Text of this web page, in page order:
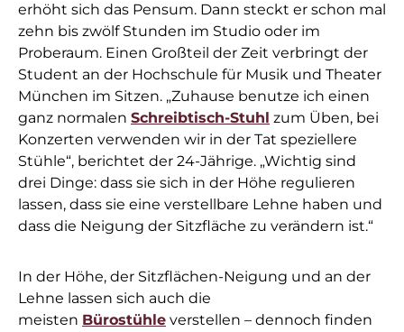
erhöht sich das Pensum. Dann steckt er schon mal
zehn bis zwölf Stunden im Studio oder im
Proberaum. Einen Großteil der Zeit verbringt der
Student an der Hochschule für Musik und Theater
München im Sitzen. „Zuhause benutze ich einen
ganz normalen Schreibtisch-Stuhl zum Üben, bei
Konzerten verwenden wir in der Tat speziellere
Stühle“, berichtet der 24-Jährige. „Wichtig sind
drei Dinge: dass sie sich in der Höhe regulieren
lassen, dass sie eine verstellbare Lehne haben und
dass die Neigung der Sitzfläche zu verändern ist.“
In der Höhe, der Sitzflächen-Neigung und an der
Lehne lassen sich auch die
meisten Bürostühle verstellen – dennoch finden